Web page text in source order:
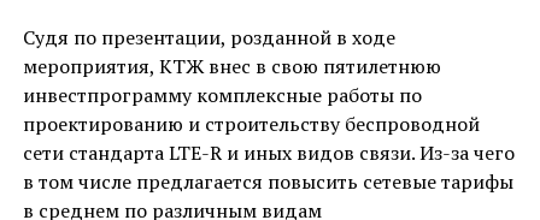
Судя по презентации, розданной в ходе
мероприятия, КТЖ внес в свою пятилетнюю
инвестпрограмму комплексные работы по
проектированию и строительству беспроводной
сети стандарта LTE-R и иных видов связи. Из-за чего
в том числе предлагается повысить сетевые тарифы
в среднем по различным видам